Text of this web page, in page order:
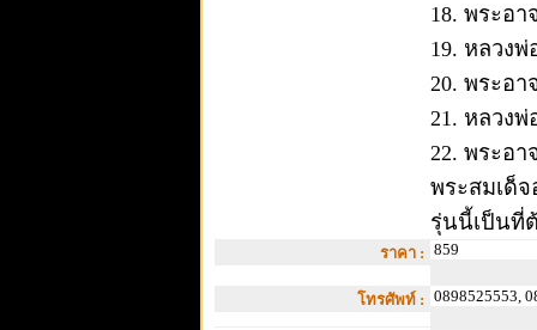
18. พระอ
19. หลวง
20. พระอ
21. หลวง
22. พระอ
พระสมเด็
รุ่นนี้เป็นที่
ราคา : 859
โทรศัพท์ : 0898525553,